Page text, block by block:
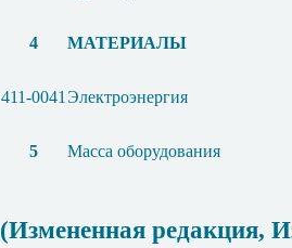
4 МАТЕРИАЛЫ
411-0041 Электроэнергия
5 Масса оборудования
(Измененная редакция,